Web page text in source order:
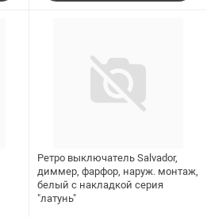
Ретро выключатель Salvador,
диммер, фарфор, наруж. монтаж,
белый c накладкой серия
"латунь"